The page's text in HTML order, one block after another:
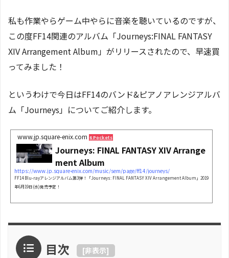
私も作業やらゲーム中やらに音楽を聴いているのですが、
この度FF14関連のアルバム「Journeys:FINAL FANTASY
XIV Arrangement Album」がリリースされたので、早速買
ってみました！
というわけで今日はFF14のバンド&ピアノアレンジアルバ
ム「Journeys」についてご紹介します。
www.jp.square-enix.com 6 Pockets
Journeys: FINAL FANTASY XIV Arrange
ment Album
https://www.jp.square-enix.com/music/sem/page/ff14/journeys/
FF14 Blu-rayアレンジアルバム第3弾！「Journeys: FINAL FANTASY XIV Arrangement Album」2019
年6月19日(水)発売予定！
目次 [非表示]